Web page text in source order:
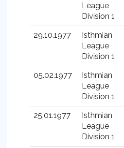
League
Division 1
29.10.1977
Isthmian
League
Division 1
05.02.1977
Isthmian
League
Division 1
25.01.1977
Isthmian
League
Division 1